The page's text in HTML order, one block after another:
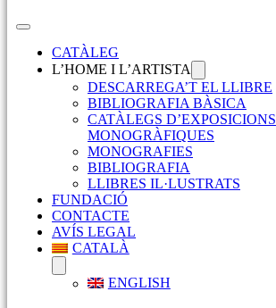
CATÀLEG
L’HOME I L’ARTISTA
DESCARREGA’T EL LLIBRE
BIBLIOGRAFIA BÀSICA
CATÀLEGS D’EXPOSICIONS
MONOGRÀFIQUES
MONOGRAFIES
BIBLIOGRAFIA
LLIBRES IL·LUSTRATS
FUNDACIÓ
CONTACTE
AVÍS LEGAL
CATALÀ
ENGLISH